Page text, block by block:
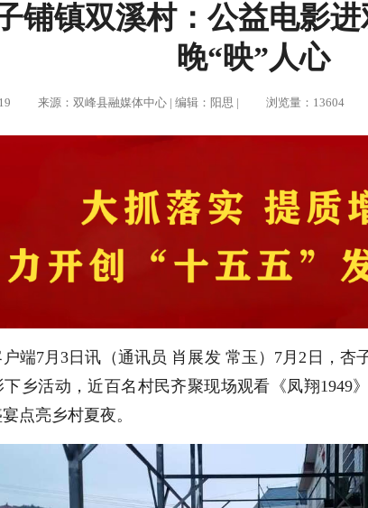
铺镇双溪村：公益电影
晚“映”人心
来源：双峰县融媒体中心 | 编辑：阳思 | 浏览量：13604
端7月3日讯（通讯员 肖展发 常玉）7月2日，杏
乡活动，近百名村民齐聚现场观看《凤翔1949
点亮乡村夏夜。